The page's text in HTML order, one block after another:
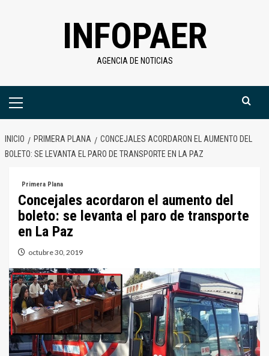
INFOPAER
AGENCIA DE NOTICIAS
Menú
INICIO PRIMERA PLANA
CONCEJALES ACORDARON EL AUMENTO DEL
BOLETO: SE LEVANTA EL PARO DE TRANSPORTE EN LA PAZ
Primera Plana
Concejales acordaron el aumento del
boleto: se levanta el paro de transporte
en La Paz
octubre 30, 2019